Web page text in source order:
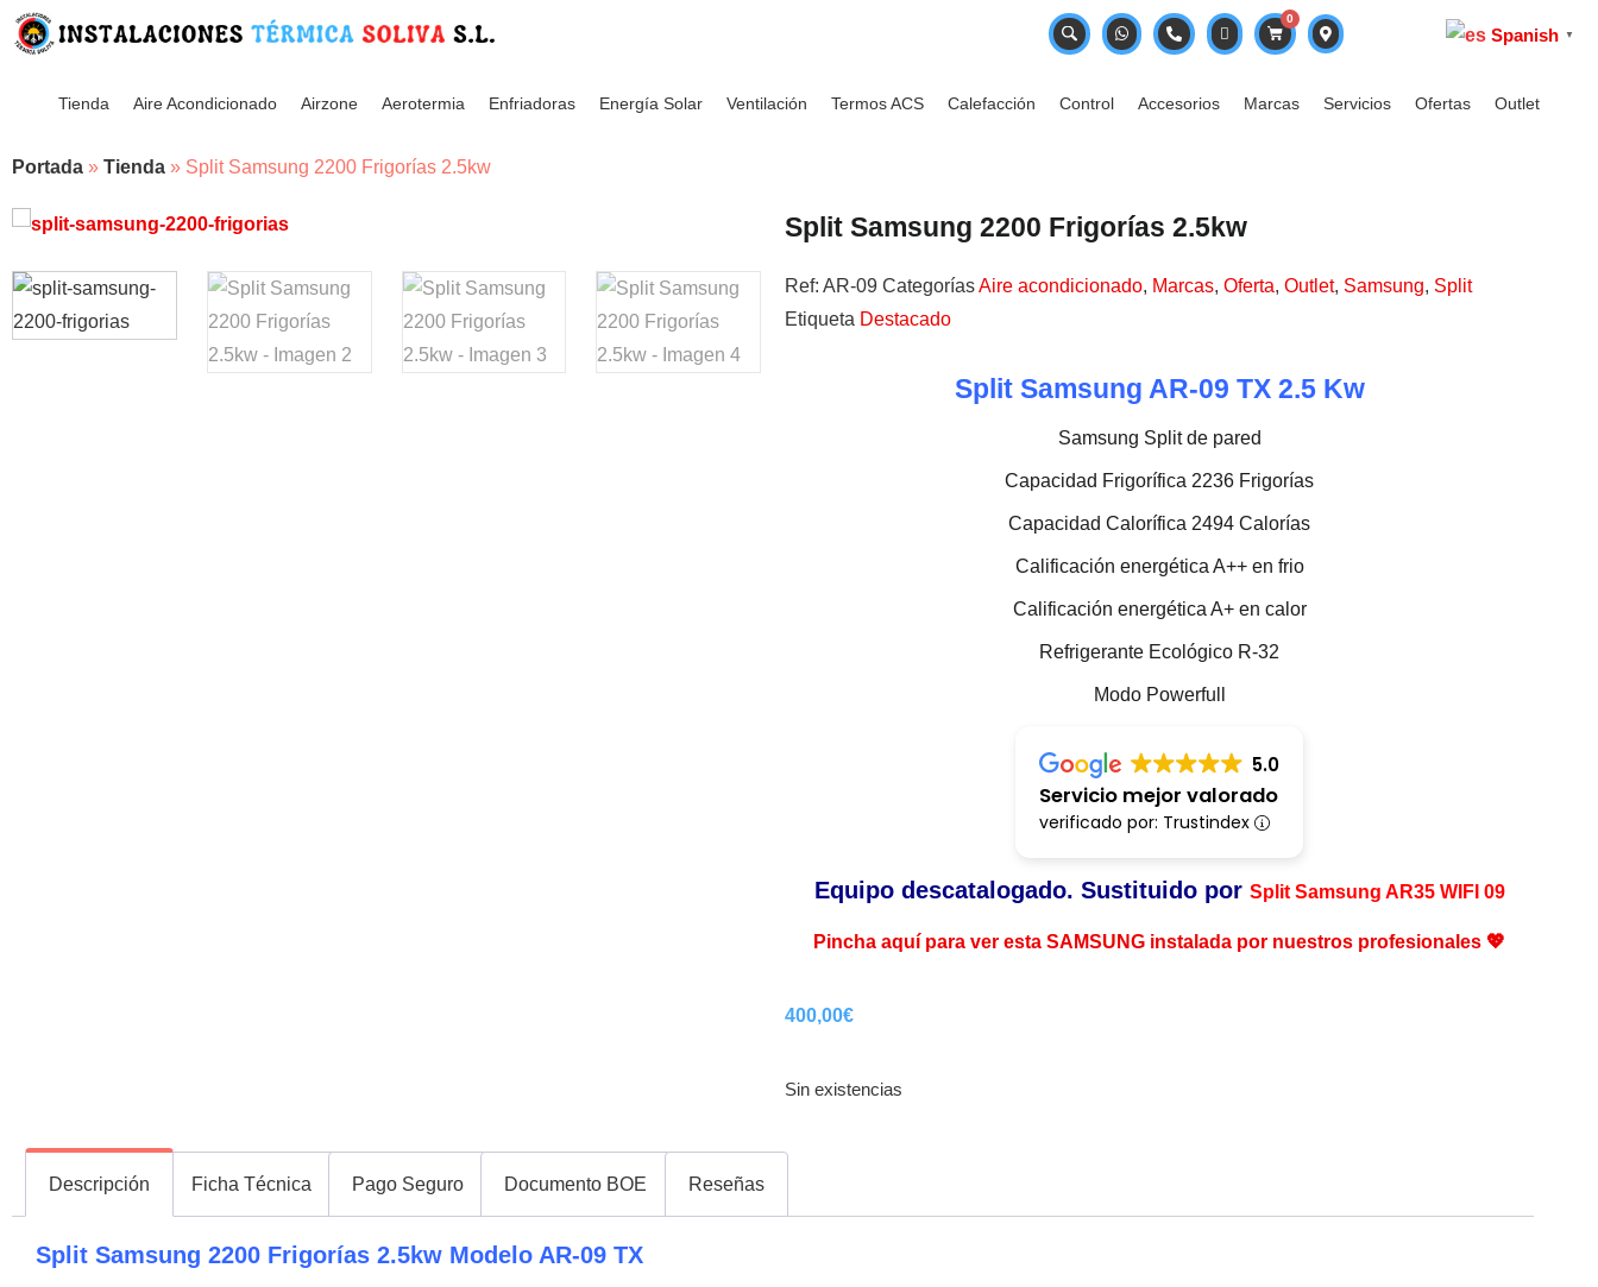
0
Tienda Aire Acondicionado Airzone Aerotermia Enfriadoras Energía Solar Ventilación Termos ACS Calefacción Control Accesorios Marcas Servicios Ofertas Outlet
Portada » Tienda » Split Samsung 2200 Frigorías 2.5kw
Split Samsung 2200 Frigorías 2.5kw
Ref: AR-09 CategoríasAire acondicionado, Marcas, Oferta, Outlet, Samsung, Split
Etiqueta Destacado
Split Samsung AR-09 TX 2.5 Kw
Samsung Split de pared
Capacidad Frigorífica 2236 Frigorías
Capacidad Calorífica 2494 Calorías
Calificación energética A++ en frio
Calificación energética A+ en calor
Refrigerante Ecológico R-32
Modo Powerfull
5.0
Servicio mejor valorado
verificado por: Trustindex
Equipo descatalogado. Sustituido por Split Samsung AR35 WIFI 09
Pincha aquí para ver esta SAMSUNG instalada por nuestros profesionales 💖
400,00€
Sin existencias
Descripción Ficha Técnica Pago Seguro Documento BOE Reseñas
Split Samsung 2200 Frigorías 2.5kw Modelo AR-09 TX
Spanish ▼